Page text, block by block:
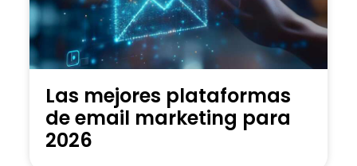
Las mejores plataformas
de email marketing para
2026